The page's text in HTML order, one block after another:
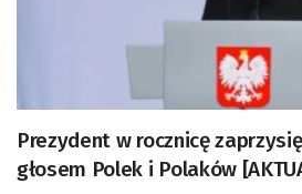
Prezydent w rocznicę
głosem Polek i Polaków